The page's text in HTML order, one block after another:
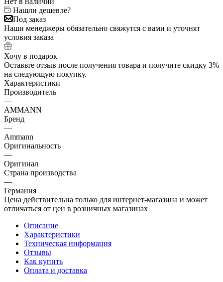
Нашли дешевле?
Под заказ
Наши менеджеры обязательно свяжутся с вами и уточнят
условия заказа
Хочу в подарок
Оставьте отзыв после получения товара и получите скидку 3%
на следующую покупку.
Характеристики
Производитель
—
AMMANN
Бренд
—
Ammann
Оригинальность
—
Оригинал
Страна производства
—
Германия
Цена действительна только для интернет-магазина и может
отличаться от цен в розничных магазинах
Описание
Характеристики
Техническая информация
Отзывы
Как купить
Оплата и доставка